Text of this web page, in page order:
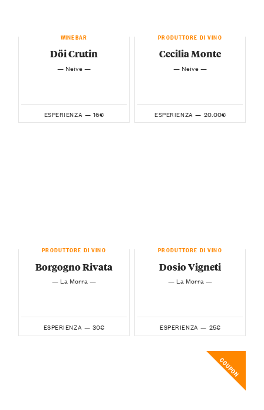
WINEBAR
Döi Crutin
— Neive —
ESPERIENZA — 16€
PRODUTTORE DI VINO
Cecilia Monte
— Neive —
ESPERIENZA — 20.00€
PRODUTTORE DI VINO
Borgogno Rivata
— La Morra —
ESPERIENZA — 30€
PRODUTTORE DI VINO
Dosio Vigneti
— La Morra —
ESPERIENZA — 25€
COUPON